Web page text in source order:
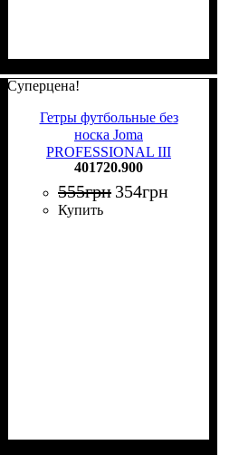
Суперцена!
Гетры футбольные без
носка Joma
PROFESSIONAL III
желтые 401720.900
401720.900
555грн 354грн
Купить